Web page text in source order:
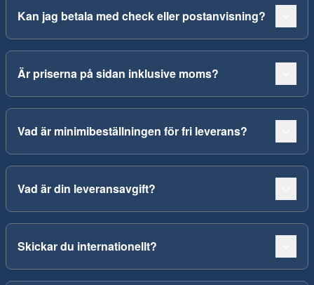
Kan jag betala med check eller postanvisning?
Är priserna på sidan inklusive moms?
Vad är minimibeställningen för fri leverans?
Vad är din leveransavgift?
Skickar du internationellt?